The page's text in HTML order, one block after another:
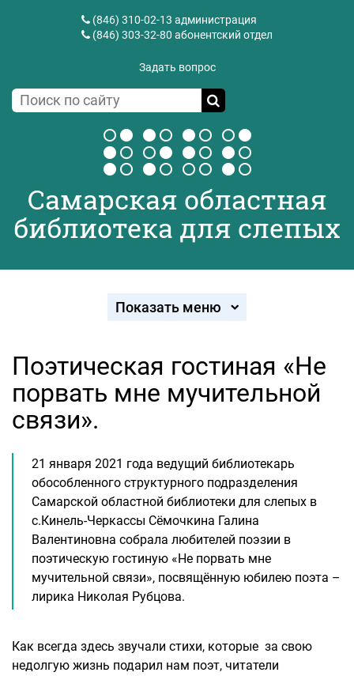
(846) 310-02-13 администрация
(846) 303-32-80 абонентский отдел
Задать вопрос
Самарская областная
библиотека для слепых
Показать меню
Поэтическая гостиная «Не
порвать мне мучительной
связи».
21 января 2021 года ведущий библиотекарь
обособленного структурного подразделения
Самарской областной библиотеки для слепых в
с.Кинель-Черкассы Сёмочкина Галина
Валентиновна собрала любителей поэзии в
поэтическую гостиную «Не порвать мне
мучительной связи», посвящённую юбилею поэта –
лирика Николая Рубцова.
Как всегда здесь звучали стихи, которые за свою
недолгую жизнь подарил нам поэт, читатели